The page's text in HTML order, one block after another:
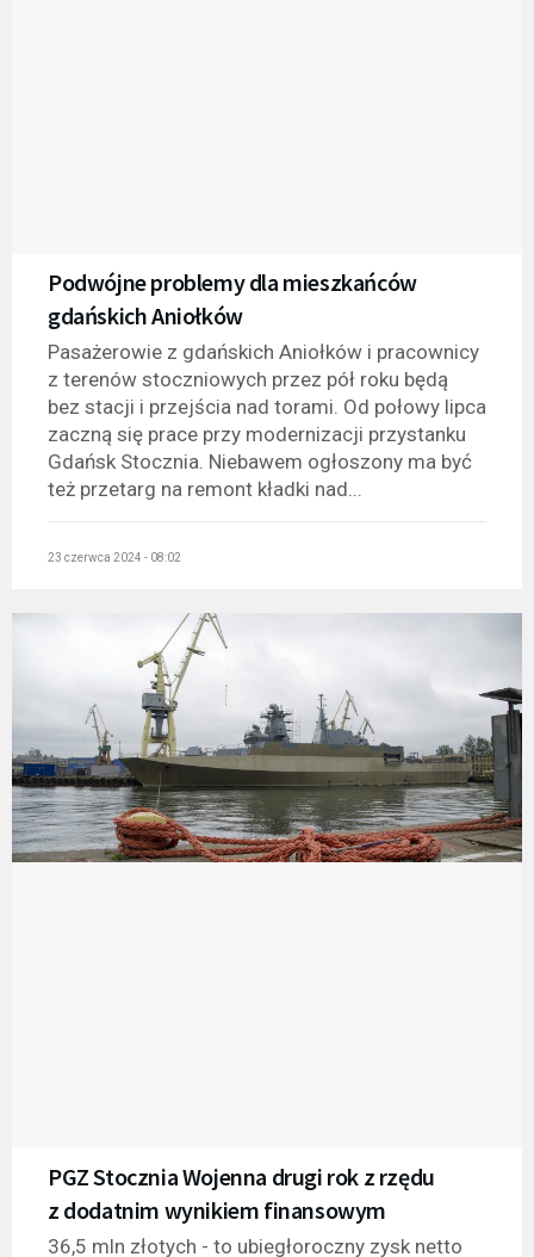
Podwójne problemy dla mieszkańców
gdańskich Aniołków
Pasażerowie z gdańskich Aniołków i pracownicy
z terenów stoczniowych przez pół roku będą
bez stacji i przejścia nad torami. Od połowy lipca
zaczną się prace przy modernizacji przystanku
Gdańsk Stocznia. Niebawem ogłoszony ma być
też przetarg na remont kładki nad...
23 czerwca 2024 - 08:02
PGZ Stocznia Wojenna drugi rok z rzędu
z dodatnim wynikiem finansowym
36,5 mln złotych - to ubiegłoroczny zysk netto